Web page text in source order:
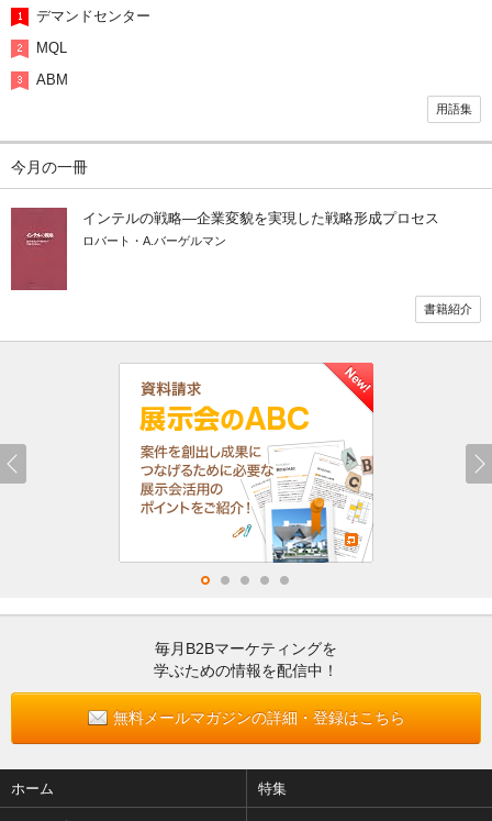
デマンドセンター
MQL
ABM
用語集
今月の一冊
インテルの戦略―企業変貌を実現した戦略形成プロセス
ロバート・A.バーゲルマン
書籍紹介
毎月B2Bマーケティングを
学ぶための情報を配信中！
無料メールマガジンの詳細・登録はこちら
ホーム 特集